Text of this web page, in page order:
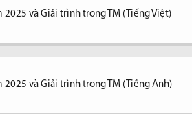
2025 và Giải trình trong TM (Tiếng Việt)
2025 và Giải trình trong TM (Tiếng Anh)